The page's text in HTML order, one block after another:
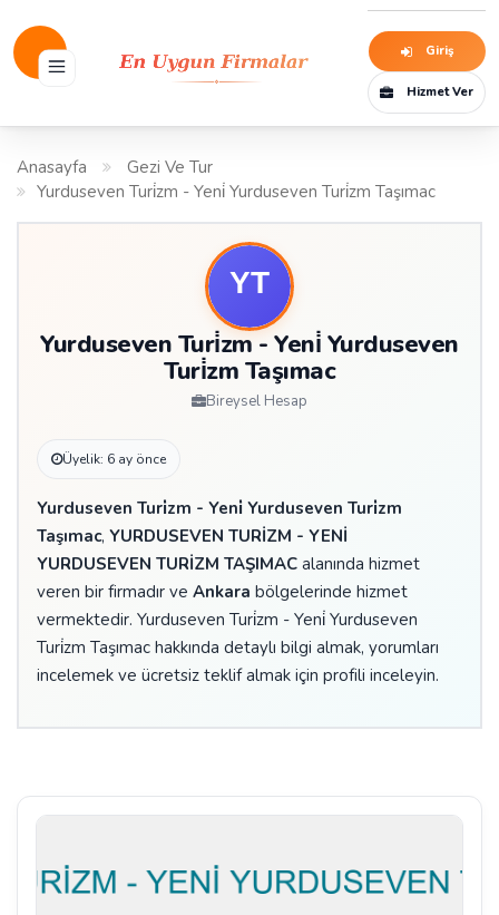
Giriş
Hizmet Ver
Anasayfa
Gezi Ve Tur
Yurduseven Turi̇zm - Yeni̇ Yurduseven Turi̇zm Taşımac
Yurduseven Turi̇zm - Yeni̇ Yurduseven
Turi̇zm Taşımac
Bireysel Hesap
Üyelik: 6 ay önce
Yurduseven Turi̇zm - Yeni̇ Yurduseven Turi̇zm
Taşımac, YURDUSEVEN TURİZM - YENİ
YURDUSEVEN TURİZM TAŞIMAC alanında hizmet
veren bir firmadır ve Ankara bölgelerinde hizmet
vermektedir. Yurduseven Turi̇zm - Yeni̇ Yurduseven
Turi̇zm Taşımac hakkında detaylı bilgi almak, yorumları
incelemek ve ücretsiz teklif almak için profili inceleyin.